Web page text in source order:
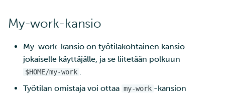
My-work-kansio
My-work-kansio on työtilakohtainen kansio
jokaiselle käyttäjälle, ja se liitetään polkuun
$HOME/my-work .
Työtilan omistaja voi ottaa my-work -kansion